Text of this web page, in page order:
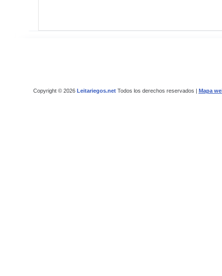
Copyright © 2026 Leitariegos.netTodos los derechos reservados | Mapa